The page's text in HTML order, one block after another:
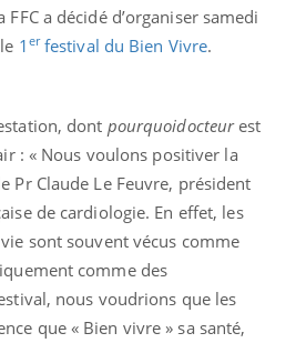
a décidé d’organiser samedi
1 erfestival du Bien Vivre.
dont pourquoidocteurest
: « Nous voulons positiver la
Pr Claude Le Feuvre, président
de cardiologie. En effet, les
sont souvent vécus comme
comme des
nous voudrions que les
que « Bien vivre » sa santé,